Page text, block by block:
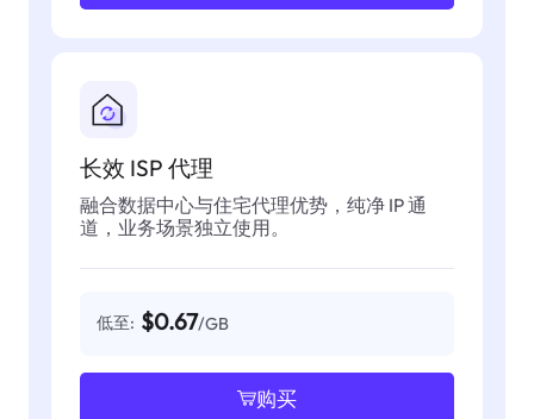
长效 ISP 代理
融合数据中心与住宅代理优势，纯净 IP 通
道，业务场景独立使用。
低至: $0.67/GB
购买